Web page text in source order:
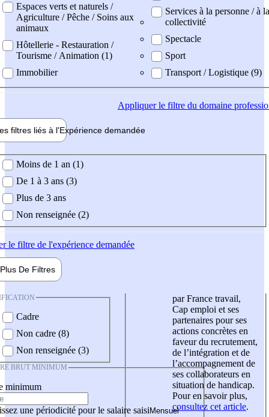
Espaces verts et naturels /
Agriculture / Pêche / Soins aux
animaux
Hôtellerie - Restauration /
Tourisme / Animation (1)
Immobilier
Services à la personne / à la
collectivité
Spectacle
Sport
Transport / Logistique (9)
Appliquerle filtre du domaine
filtres liés à l'Expérience demandée
demandée
Moins de 1 an (1)
De 1 à 3 ans (3)
Plus de 3 ans
Non renseignée (2)
le filtre de l'expérience demandée
Plus De Filtres
Cadre
Non cadre (8)
Non renseignée (3)
BRUT MINIMUM
minimum
une périodicité pour le salaire saisi
par France travail,
Cap emploi et ses
partenaires pour ses
actions concrètes en
faveur du recrutement,
de l’intégration et de
l’accompagnement de
ses collaborateurs en
situation de handicap.
Pour en savoir plus,
consultez cet article.